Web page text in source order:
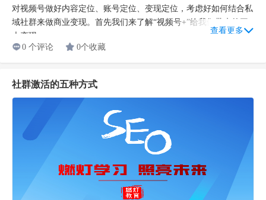
对视频号做好内容定位、账号定位、变现定位，考虑好如何结合私
域社群来做商业变现。首先我们来了解“视频号+”给我们带来的三
大变现...
查看更多
0 个评论
0个收藏
社群激活的五种方式